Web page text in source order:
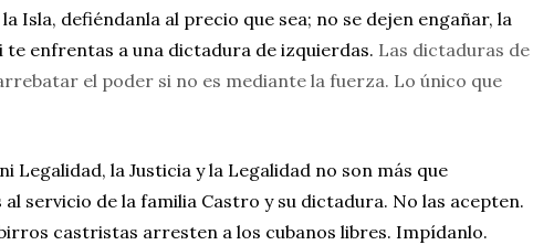
Isla, defiéndanla al precio que sea; no se dejen engañar, la
te enfrentas a una dictadura de izquierdas. Las dictaduras de
el poder si no es mediante la fuerza. Lo único que
Legalidad, la Justicia y la Legalidad no son más que
servicio de la familia Castro y su dictadura. No las acepten.
castristas arresten a los cubanos libres. Impídanlo.